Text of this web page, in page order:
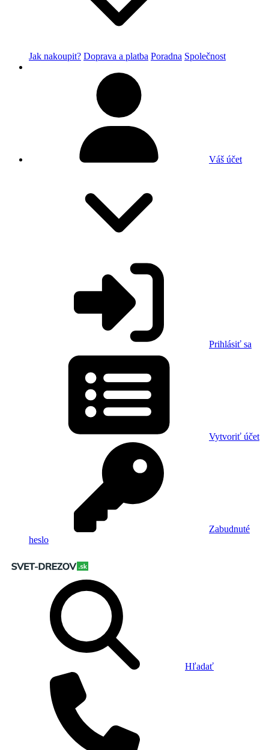
Jak nakoupit? Doprava a platba Poradna Společnost
Váš účet
Prihlásiť sa
Vytvoriť účet
Zabudnuté
heslo
Hľadať